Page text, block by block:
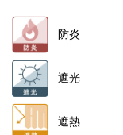
防炎
遮光
遮熱